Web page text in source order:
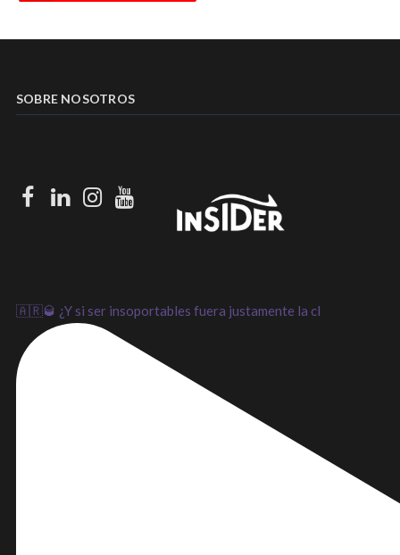
SOBRE NOSOTROS
Facebook
LinkedIn
Instagram
Youtube
🇦🇷🥃 ¿Y si ser insoportables fuera justamente la cl